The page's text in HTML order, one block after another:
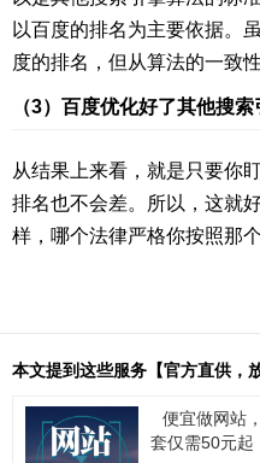
以百度的排名为主要依据。
度的排名，但从算法的一致
（3）百度优化好了其他搜
从结果上来看，就是只要你
排名也不会差。所以，这就
样，哪个法律严格你按照那
本文提到这些服务【官方直供，
便宜做网站
套仅需50元起